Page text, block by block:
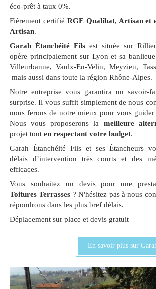
éco-prêt à taux 0%.
Fièrement certifié RGE Qualibat, Artisan et
Artisan.
Garah Étanchéité Fils est située sur
opère principalement sur Lyon et sa
Villeurbanne, Vaulx-En-Velin, Meyzieu,
mais aussi dans toute la région Rhône-Alpes.
Notre entreprise vous garantira un savoir-
surprise. Il vous suffit simplement de nous
nous ferons de notre mieux pour vous guider
Nous vous proposerons la meilleure
projet tout en respectant votre budget.
Garah Étanchéité Fils et ses Étancheurs
délais d’intervention très courts et des
efficaces.
Vous souhaitez un devis pour une
Toitures Terrasses ? N'hésitez pas à nous
répondrons dans les plus bref délais.
Déplacement sur place et devis gratuit
En savoir plus sur